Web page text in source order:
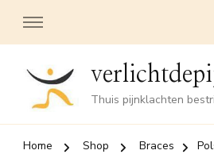
Thuis pijnklachten
Home Shop Braces